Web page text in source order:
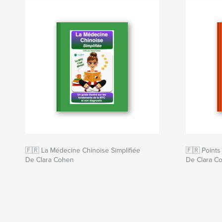
Site Web de l'auteur
https://acuproacademy.com
🇫🇷 La Médecine Chinoise Simplifiée
De Clara Cohen
🇫🇷 Points
De Clara